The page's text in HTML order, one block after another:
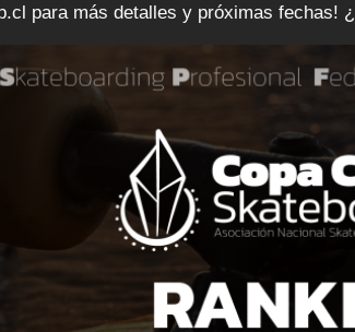
para más detalles y próximas fechas!